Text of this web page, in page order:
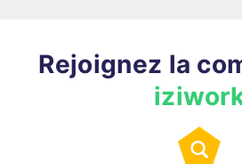
Rejoignez la